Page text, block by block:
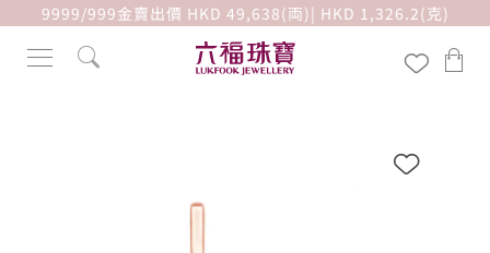
9999/999金賣出價 HKD 49,638(両)| HKD 1,326.2(克)